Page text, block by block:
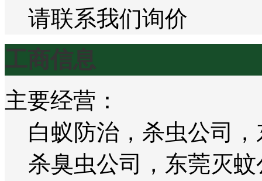
请联系我们询价
工商信息
主要经营：
白蚁防治，杀虫公司
杀臭虫公司，东莞灭